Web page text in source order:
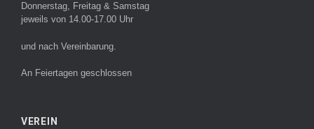
Donnerstag, Freitag & Samstag
jeweils von 14.00-17.00 Uhr
und nach Vereinbarung.
An Feiertagen geschlossen
VEREIN